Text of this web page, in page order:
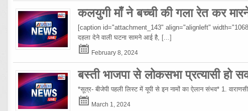
कलयुगी माँ ने बच्ची की गला रेत कर
[caption id="attachment_143" align="alignleft"
दहला देने वाली घटना सामने आई है, [...]
February 8, 2024
बस्ती भाजपा से लोकसभा प्रत्यासी हो
*सूत्र- बीजेपी पहली लिस्ट में यूपी से इन नामों का ऐलान संभव* 1.
March 1, 2024